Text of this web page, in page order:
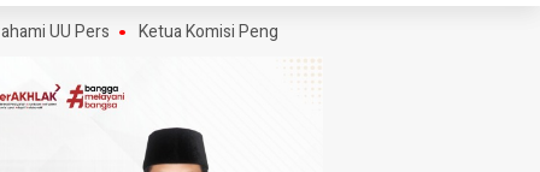
Pers Ketua Komisi Pengaduan dan Penegakan Etika Pers Angkat